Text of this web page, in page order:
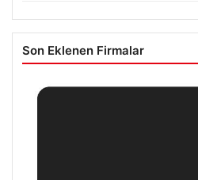
Son Eklenen Firmalar